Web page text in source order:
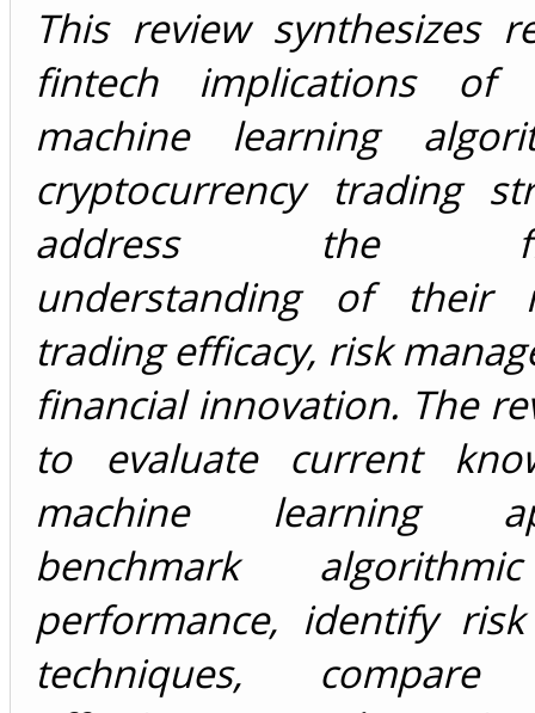
This review synthesizes
fintech implications of
machine learning
cryptocurrency trading
address the
understanding of their
trading efficacy, risk
financial innovation. The
to evaluate current
machine learning
benchmark
performance, identify
techniques, compare